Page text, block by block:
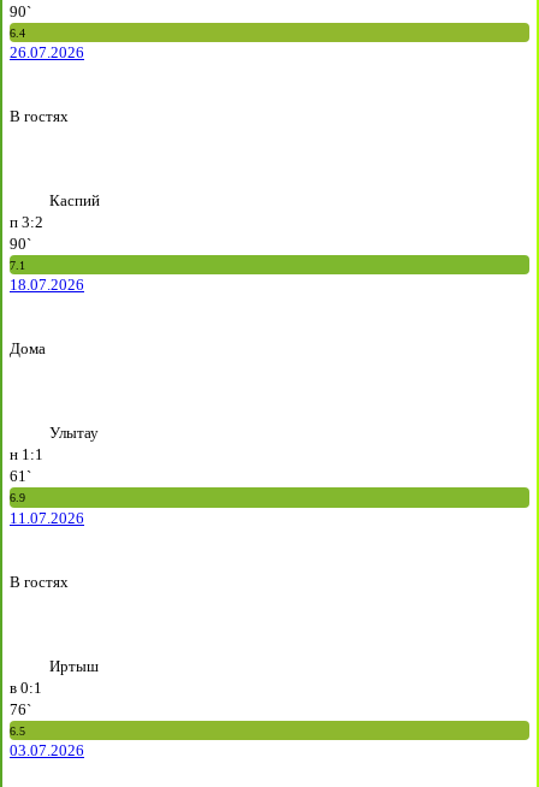
90`
6.4
26.07.2026
В гостях
Каспий
п 3:2
90`
7.1
18.07.2026
Дома
Улытау
н 1:1
61`
6.9
11.07.2026
В гостях
Иртыш
в 0:1
76`
6.5
03.07.2026